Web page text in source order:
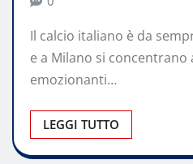
Il calcio italiano è da
e a Milano si
emozionanti…
LEGGI TUTTO